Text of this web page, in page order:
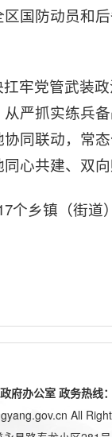
国防动员和
牢党管武装
严抓实练兵
同联动，常
心共建、双向
个乡镇（街道
府办公室 政务热线
All